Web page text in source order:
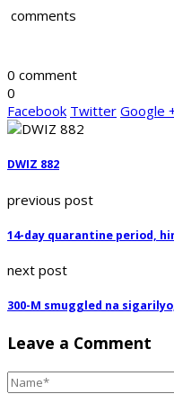
comments
0 comment
0
Facebook Twitter Google
DWIZ 882
previous post
14-day quarantine period,
next post
300-M smuggled na
Leave a Comment